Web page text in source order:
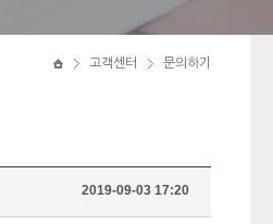
고객센터 문의하기
2019-09-03 17:20